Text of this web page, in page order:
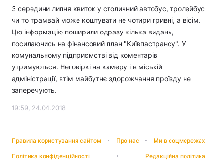
З середини липня квиток у столичний автобус, тролейбус
чи то трамвай може коштувати не чотири гривні, а вісім.
Цю інформацію поширили одразу кілька видань,
посилаючись на фінансовий план "Київпастрансу". У
комунальному підприємстві від коментарів
утримуються. Неговіркі на камеру і в міській
адміністрації, втім майбутнє здорожчання проїзду не
заперечують.
19:59, 24.04.2018
Правила користування сайтом Про нас Ми в соцмережах
Політика конфіденційності Редакційна політика